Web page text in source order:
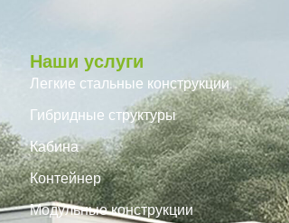
Наши услуги
Легкие стальные конструкции
Гибридные структуры
Кабина
Контейнер
Модульные конструкции